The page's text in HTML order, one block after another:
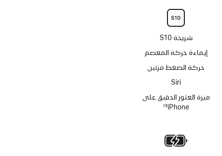
شريحة S10
إيماءة حركة المعصم
حركة الضغط مرتين
Siri‏
ميزة العثور الدقيق على
iPhone‏
13